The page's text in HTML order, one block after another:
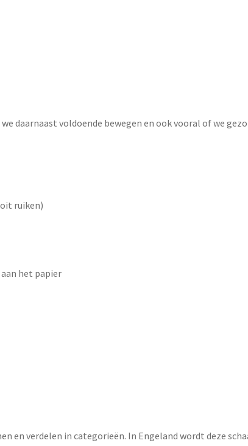
voldoende bewegen en ook vooral of we
ruiken)
het papier
verdelen in categorieën. In Engeland wordt deze